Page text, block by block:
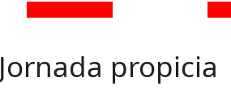
Jornada propicia